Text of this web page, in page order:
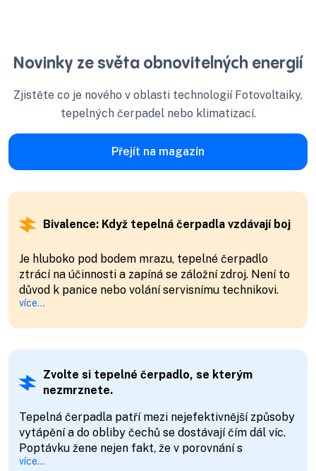
Novinky ze světa obnovitelných energií
Zjistěte co je nového v oblasti technologií Fotovoltaiky,
tepelných čerpadel nebo klimatizací.
Přejít na magazín
Bivalence: Když tepelná čerpadla vzdávají boj
Je hluboko pod bodem mrazu, tepelné čerpadlo
ztrácí na účinnosti a zapíná se záložní zdroj. Není to
důvod k panice nebo volání servisnímu technikovi.
Čerpadlo jen naráží na své technické limity.
více...
Zvolte si tepelné čerpadlo, se kterým
nezmrznete.
Tepelná čerpadla patří mezi nejefektivnější způsoby
vytápění a do obliby čechů se dostávají čím dál víc.
Poptávku žene nejen fakt, že v porovnání s
elektrokotlem dokáží ušetřit až 75 % nákladů, ale i
více...